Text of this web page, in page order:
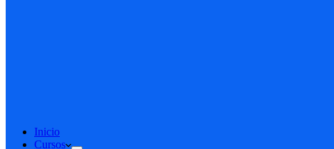
Inicio
Cursos